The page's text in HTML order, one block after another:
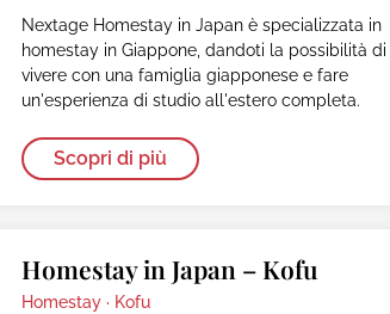
Nextage Homestay in Japan è specializzata in
homestay in Giappone, dandoti la possibilità di
vivere con una famiglia giapponese e fare
un'esperienza di studio all'estero completa.
Scopri di più
Homestay in Japan – Kofu
Homestay · Kofu